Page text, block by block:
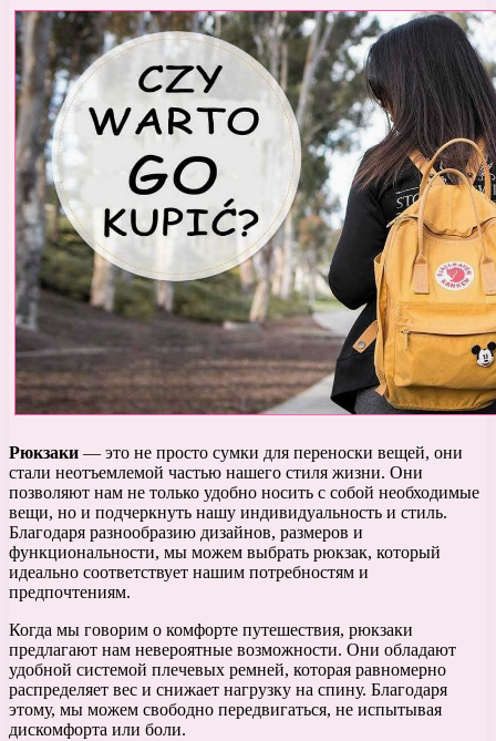
Рюкзаки — это не просто сумки для переноски вещей, они
стали неотъемлемой частью нашего стиля жизни. Они
позволяют нам не только удобно носить с собой необходимые
вещи, но и подчеркнуть нашу индивидуальность и стиль.
Благодаря разнообразию дизайнов, размеров и
функциональности, мы можем выбрать рюкзак, который
идеально соответствует нашим потребностям и
предпочтениям.
Когда мы говорим о комфорте путешествия, рюкзаки
предлагают нам невероятные возможности. Они обладают
удобной системой плечевых ремней, которая равномерно
распределяет вес и снижает нагрузку на спину. Благодаря
этому, мы можем свободно передвигаться, не испытывая
дискомфорта или боли.